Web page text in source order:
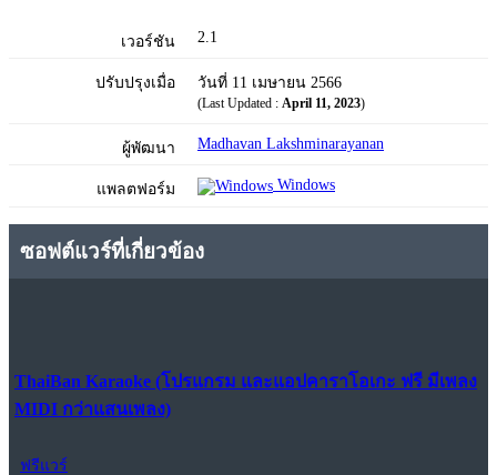
เวอร์ชัน 2.1
ปรับปรุงเมื่อ วันที่ 11 เมษายน 2566
(Last Updated : April 11, 2023)
ผู้พัฒนา Madhavan Lakshminarayanan
แพลตฟอร์ม Windows
ซอฟต์แวร์ที่เกี่ยวข้อง
ThaiBan Karaoke (โปรแกรม และแอปคาราโอเกะ ฟรี มีเพลง
MIDI กว่าแสนเพลง)
ฟรีแวร์